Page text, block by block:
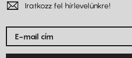
Iratkozz fel hírlevelünkre!